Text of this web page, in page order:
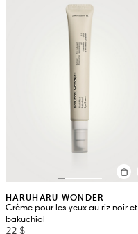
HARUHARU WONDER
Crème pour les yeux au riz noir et
bakuchiol
22 $